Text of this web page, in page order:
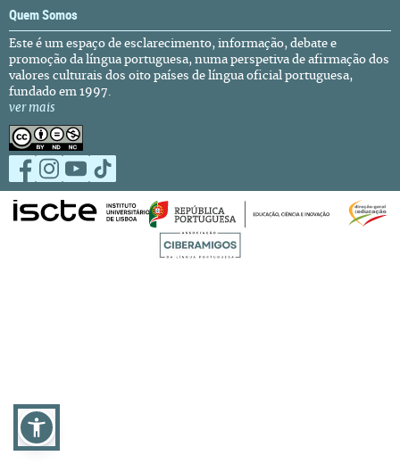
Quem Somos
Este é um espaço de esclarecimento, informação, debate e
promoção da língua portuguesa, numa perspetiva de afirmação dos
valores culturais dos oito países de língua oficial portuguesa,
fundado em 1997.
ver mais